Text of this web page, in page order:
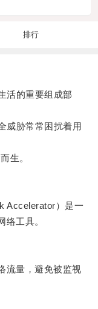
排行
的重要组成部
胁常常困扰着用
生。
）是一
络工具。
量，避免被监视